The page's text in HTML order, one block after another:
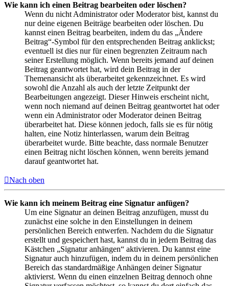
Wie kann ich einen Beitrag bearbeiten oder löschen?
Wenn du nicht Administrator oder Moderator bist, kannst du
nur deine eigenen Beiträge bearbeiten oder löschen. Du
kannst einen Beitrag bearbeiten, indem du das „Ändere
Beitrag“-Symbol für den entsprechenden Beitrag anklickst;
eventuell ist dies nur für einen begrenzten Zeitraum nach
seiner Erstellung möglich. Wenn bereits jemand auf deinen
Beitrag geantwortet hat, wird dein Beitrag in der
Themenansicht als überarbeitet gekennzeichnet. Es wird
sowohl die Anzahl als auch der letzte Zeitpunkt der
Bearbeitungen angezeigt. Dieser Hinweis erscheint nicht,
wenn noch niemand auf deinen Beitrag geantwortet hat oder
wenn ein Administrator oder Moderator deinen Beitrag
überarbeitet hat. Diese können jedoch, falls sie es für nötig
halten, eine Notiz hinterlassen, warum dein Beitrag
überarbeitet wurde. Bitte beachte, dass normale Benutzer
einen Beitrag nicht löschen können, wenn bereits jemand
darauf geantwortet hat.
Nach oben
Wie kann ich meinem Beitrag eine Signatur anfügen?
Um eine Signatur an deinen Beitrag anzufügen, musst du
zunächst eine solche in den Einstellungen in deinem
persönlichen Bereich entwerfen. Nachdem du die Signatur
erstellt und gespeichert hast, kannst du in jedem Beitrag das
Kästchen „Signatur anhängen“ aktivieren. Du kannst eine
Signatur auch hinzufügen, indem du in deinem persönlichen
Bereich das standardmäßige Anhängen deiner Signatur
aktivierst. Wenn du einen einzelnen Beitrag dennoch ohne